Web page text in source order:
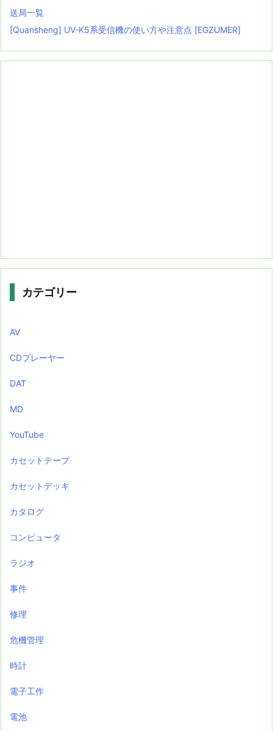
送局一覧
[Quansheng] UV-K5系受信機の使い方や注意点 [EGZUMER]
カテゴリー
AV
CDプレーヤー
DAT
MD
YouTube
カセットテープ
カセットデッキ
カタログ
コンピュータ
ラジオ
事件
修理
危機管理
時計
電子工作
電池